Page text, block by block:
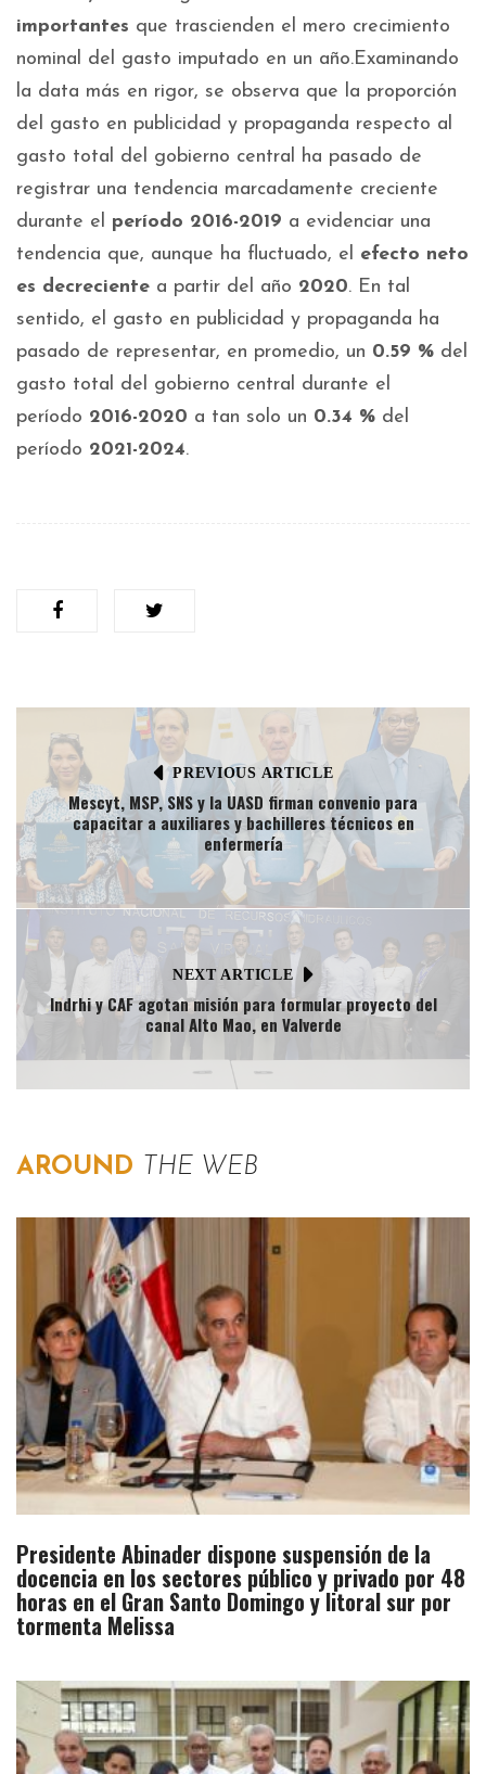
importantes que trascienden el mero crecimiento
nominal del gasto imputado en un año.Examinando
la data más en rigor, se observa que la proporción
del gasto en publicidad y propaganda respecto al
gasto total del gobierno central ha pasado de
registrar una tendencia marcadamente creciente
durante el período 2016-2019 a evidenciar una
tendencia que, aunque ha fluctuado, el efecto neto
es decreciente a partir del año 2020. En tal
sentido, el gasto en publicidad y propaganda ha
pasado de representar, en promedio, un 0.59 % del
gasto total del gobierno central durante el
período 2016-2020 a tan solo un 0.34 % del
período 2021-2024.
PREVIOUS ARTICLE
Mescyt, MSP, SNS y la UASD firman convenio para
capacitar a auxiliares y bachilleres técnicos en
enfermería
NEXT ARTICLE
Indrhi y CAF agotan misión para formular proyecto del
canal Alto Mao, en Valverde
AROUND THE WEB
Presidente Abinader dispone suspensión de la
docencia en los sectores público y privado por 48
horas en el Gran Santo Domingo y litoral sur por
tormenta Melissa